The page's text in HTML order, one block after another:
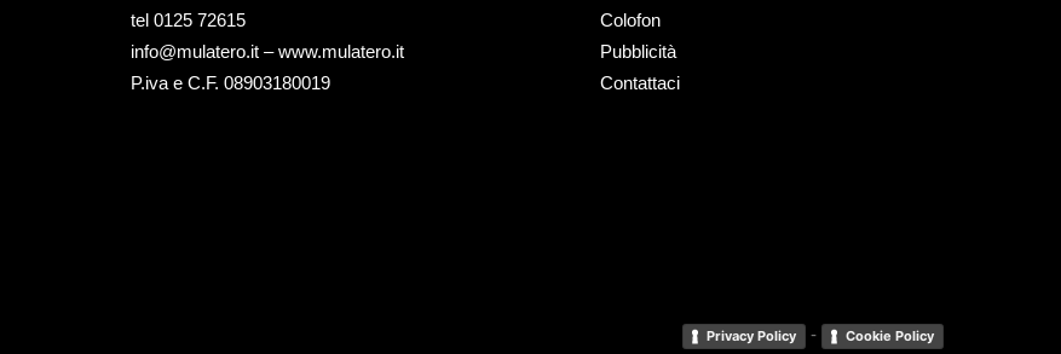
tel ‭0125 72615‬
info@mulatero.it –www.mulatero.it
P.iva e C.F. 08903180019
Colofon
Pubblicità
Contattaci
Privacy Policy - Cookie Policy